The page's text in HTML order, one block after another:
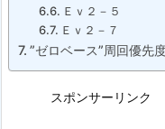
Ｅｖ２－５
Ｅｖ２－７
”ゼロベース”周回優先
スポンサーリンク